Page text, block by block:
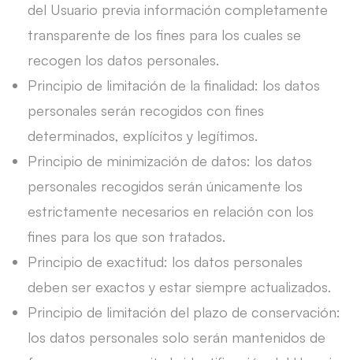
del Usuario previa información completamente
transparente de los fines para los cuales se
recogen los datos personales.
Principio de limitación de la finalidad: los datos
personales serán recogidos con fines
determinados, explícitos y legítimos.
Principio de minimización de datos: los datos
personales recogidos serán únicamente los
estrictamente necesarios en relación con los
fines para los que son tratados.
Principio de exactitud: los datos personales
deben ser exactos y estar siempre actualizados.
Principio de limitación del plazo de conservación:
los datos personales solo serán mantenidos de